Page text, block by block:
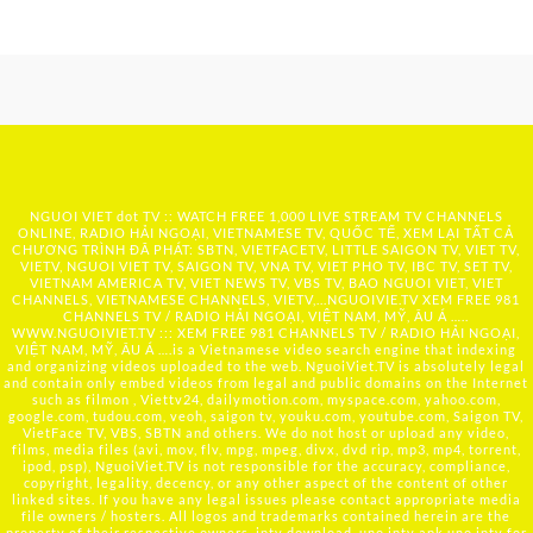
NGUOI VIET dot TV :: WATCH FREE 1,000 LIVE STREAM TV CHANNELS
ONLINE, RADIO HẢI NGOẠI, VIETNAMESE TV, QUỐC TẾ, XEM LẠI TẤT CẢ
CHƯƠNG TRÌNH ĐÃ PHÁT: SBTN, VIETFACETV, LITTLE SAIGON TV, VIET TV,
VIETV, NGUOI VIET TV, SAIGON TV, VNA TV, VIET PHO TV, IBC TV, SET TV,
VIETNAM AMERICA TV, VIET NEWS TV, VBS TV, BAO NGUOI VIET, VIET
CHANNELS, VIETNAMESE CHANNELS, VIETV,... NGUOIVIE.TV XEM FREE 981
CHANNELS TV / RADIO HẢI NGOẠI, VIỆT NAM, MỸ, ÂU Á …..
WWW.NGUOIVIET.TV ::: XEM FREE 981 CHANNELS TV / RADIO HẢI NGOẠI,
VIỆT NAM, MỸ, ÂU Á ….is a Vietnamese video search engine that indexing
and organizing videos uploaded to the web. NguoiViet.TV is absolutely legal
and contain only embed videos from legal and public domains on the Internet
such as filmon , Viettv24, dailymotion.com, myspace.com, yahoo.com,
google.com, tudou.com, veoh, saigon tv, youku.com, youtube.com, Saigon TV,
VietFace TV, VBS, SBTN and others. We do not host or upload any video,
films, media files (avi, mov, flv, mpg, mpeg, divx, dvd rip, mp3, mp4, torrent,
ipod, psp), NguoiViet.TV is not responsible for the accuracy, compliance,
copyright, legality, decency, or any other aspect of the content of other
linked sites. If you have any legal issues please contact appropriate media
file owners / hosters. All logos and trademarks contained herein are the